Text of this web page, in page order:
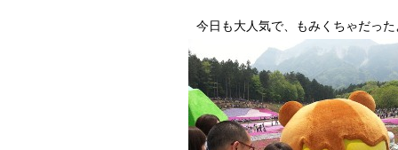
今日も大人気で、もみくちゃだった